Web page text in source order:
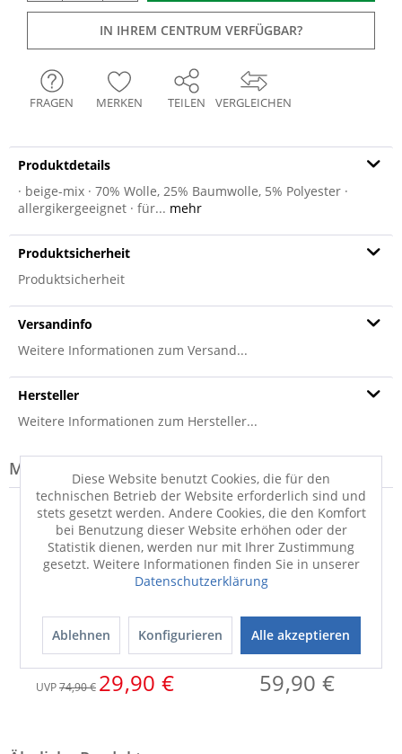
IN IHREM CENTRUM VERFÜGBAR?
VERGLEICHEN
FRAGEN MERKEN TEILEN
Produktdetails
· beige-mix · 70% Wolle, 25% Baumwolle, 5% Polyester ·
allergikergeeignet · für... mehr
Produktsicherheit
Produktsicherheit
Versandinfo
Weitere Informationen zum Versand...
Hersteller
Weitere Informationen zum Hersteller...
Modell-Familie: OSLO
Außenleuchte
OSLO
UVP74,90 € 29,90 €
WERBUNG
Besteckgarnitur
SANSIBAR OSLO
59,90 €
Diese Website benutzt Cookies, die für den
technischen Betrieb der Website erforderlich sind und
stets gesetzt werden. Andere Cookies, die den Komfort
bei Benutzung dieser Website erhöhen oder der
Statistik dienen, werden nur mit Ihrer Zustimmung
gesetzt. Weitere Informationen finden Sie in unserer
Datenschutzerklärung
Ablehnen Konfigurieren Alle akzeptieren